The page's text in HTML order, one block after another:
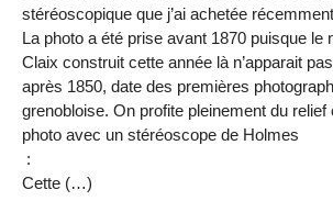
stéréoscopique que j’ai achetée
La photo a été prise avant 1870 puisque le
Claix construit cette année là n’apparait
après 1850, date des premières
grenobloise. On profite pleinement du relief
photo avec un stéréoscope de Holmes
:
Cette (…)